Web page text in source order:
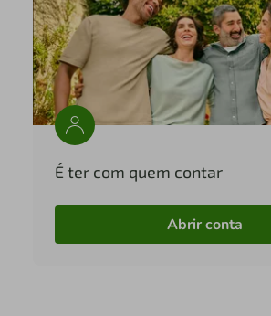
É ter com quem contar
Abrir conta